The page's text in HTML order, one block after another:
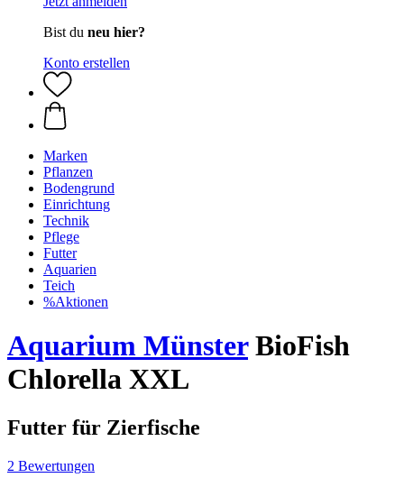
Bist du neu hier?
Konto erstellen
Marken
Pflanzen
Bodengrund
Einrichtung
Technik
Pflege
Futter
Aquarien
Teich
%Aktionen
Aquarium MünsterBioFish
Chlorella XXL
Futter für Zierfische
2 Bewertungen